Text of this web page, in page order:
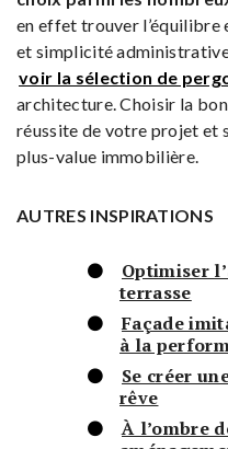
en effet trouver
et simplicité
voir la sélection de
architecture. Choisir la
réussite de votre projet et
plus-value immobilière.
AUTRES INSPIRATIONS
Optimiser
terrasse
Façade
à la
Se créer
rêve
À l’ombre